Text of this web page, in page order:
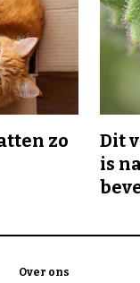
zo
Dit
is
Over ons